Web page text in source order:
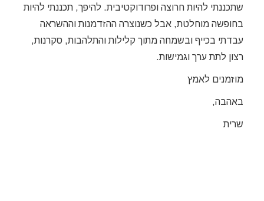
שתכננתי להיות חרוצה ופרודוקטיבית. להיפך, תכננתי להיות
בחופשה מוחלטת, אבל כשנוצרה ההזדמנות וההשראה
עבדתי בכייף ובשמחה מתוך קלילות והתלהבות, סקרנות,
רצון לתת ערך וגמישות.
מוזמנים לאמץ
באהבה,
שרית